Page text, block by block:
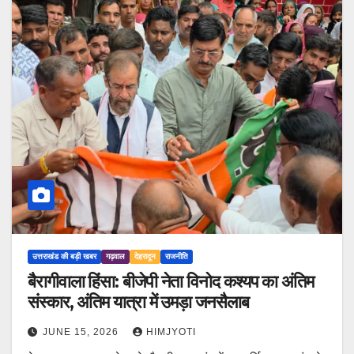
उत्तराखंड की बड़ी खबर गढ़वाल देहरादून राजनीति
बैरागीवाला हिंसा: बीजेपी नेता विनोद कश्यप का अंतिम
संस्कार, अंतिम यात्रा में उमड़ा जनसैलाब
JUNE 15, 2026 HIMJYOTI